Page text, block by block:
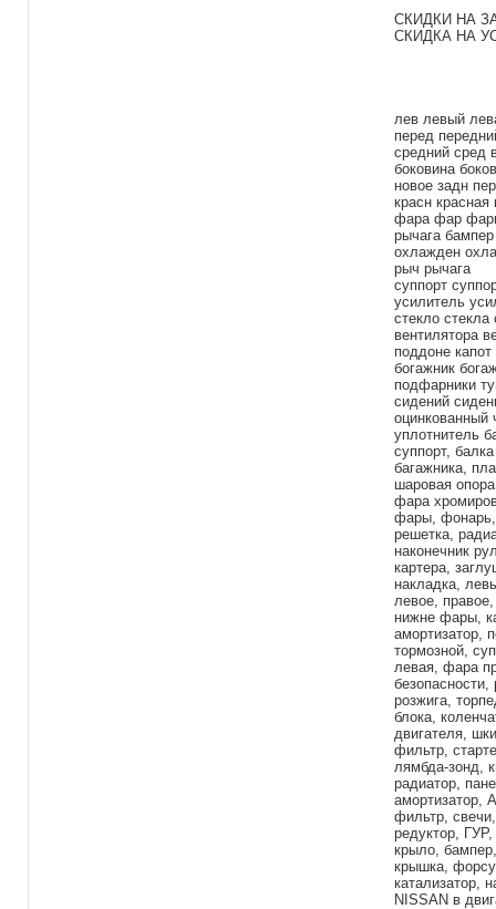
СКИДКИ НА
СКИДКА НА
лев левый
перед
средний сред
боковина
новое задн
красн красная
фара фар
рычага
охлажден
рыч рычага
суппорт
усилитель
стекло стекла
вентилятора
поддоне
богажник
подфарники
сидений
оцинкованный
уплотнитель
суппорт,
багажника,
шаровая
фара
фары, фонарь,
решетка,
наконечник
картера,
накладка,
левое,
нижне фары,
амортизатор,
тормозной,
левая, фара
розжига,
блока,
двигателя,
фильтр,
лямбда-зонд,
радиатор,
амортизатор,
фильтр,
редуктор,
крыло,
крышка,
катализатор,
NISSAN в